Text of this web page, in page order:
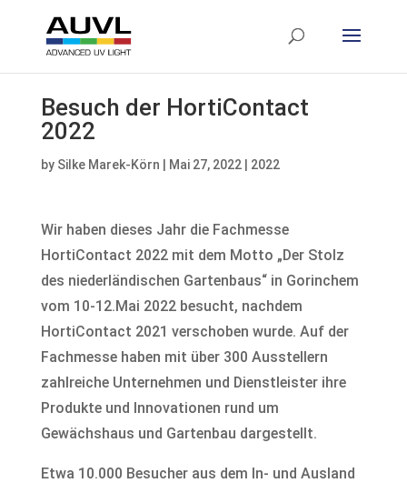
Besuch der HortiContact
2022
by Silke Marek-Körn Mai 27, 2022| 2022
Wir haben dieses Jahr die Fachmesse
HortiContact 2022 mit dem Motto „Der Stolz
des niederländischen Gartenbaus“ in Gorinchem
vom 10-12.Mai 2022 besucht, nachdem
HortiContact 2021 verschoben wurde. Auf der
Fachmesse haben mit über 300 Ausstellern
zahlreiche Unternehmen und Dienstleister ihre
Produkte und Innovationen rund um
Gewächshaus und Gartenbau dargestellt.
Etwa 10.000 Besucher aus dem In- und Ausland